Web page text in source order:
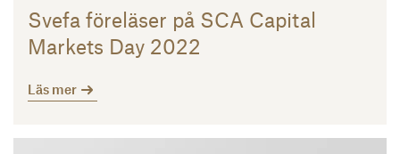
Svefa föreläser på SCA Capital
Markets Day 2022
Läs mer